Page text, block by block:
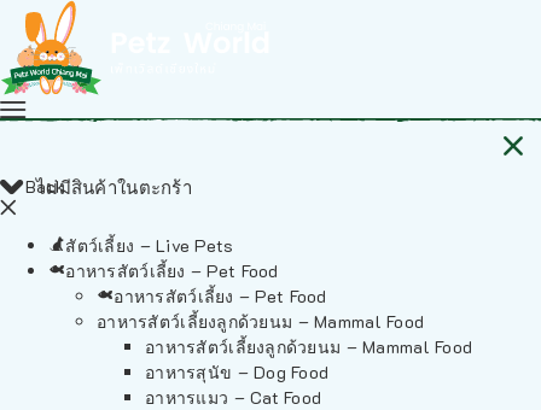
ไม่มีสินค้าในตะกร้า
Back
สัตว์เลี้ยง – Live Pets
อาหารสัตว์เลี้ยง – Pet Food
อาหารสัตว์เลี้ยง – Pet Food
อาหารสัตว์เลี้ยงลูกด้วยนม – Mammal Food
อาหารสัตว์เลี้ยงลูกด้วยนม – Mammal Food
อาหารสุนัข – Dog Food
อาหารแมว – Cat Food